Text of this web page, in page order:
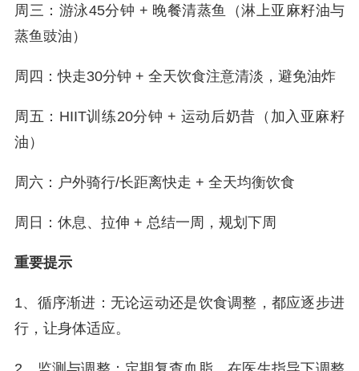
周三：游泳45分钟 + 晚餐清蒸鱼（淋上亚麻籽油与
蒸鱼豉油）
周四：快走30分钟 + 全天饮食注意清淡，避免油炸
周五：HIIT训练20分钟 + 运动后奶昔（加入亚麻籽
油）
周六：户外骑行/长距离快走 + 全天均衡饮食
周日：休息、拉伸 + 总结一周，规划下周
重要提示
1、循序渐进：无论运动还是饮食调整，都应逐步进
行，让身体适应。